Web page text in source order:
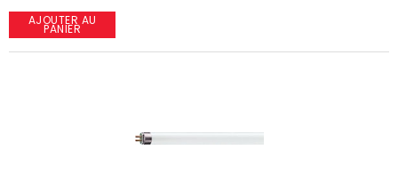
AJOUTER AU
PANIER